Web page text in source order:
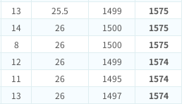
13 25.5 1499
1575
14 26 1500
1575
8 26 1500
1575
12 26 1499
1574
11 26 1495
1574
13 26 1497
1574